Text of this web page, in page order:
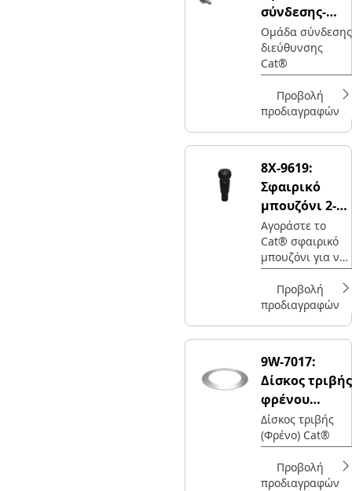
σύνδεσης-
Διεύθυνση
Ομάδα σύνδεσης
διεύθυνσης
Cat®
Προβολή
προδιαγραφών
8X-9619:
Σφαιρικό
μπουζόνι 2-
1/4-12-2A
Αγοράστε το
Cat® σφαιρικό
μπουζόνι για να
κατευθύνετε το
μηχάνημά σας.
Ελέγξτε αυτό το
σύστημα
κίνησης του
μηχανήματός
σας για
εξοπλισμό
βαρέος τύπου,
συμβατό με 8X-
9619.
Προβολή
προδιαγραφών
9W-7017:
Δίσκος τριβής
φρένου
εξωτερικής
διαμέτρου
Δίσκος τριβής
(Φρένο) Cat®
Προβολή
προδιαγραφών